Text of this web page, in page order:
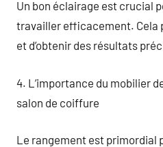
Un bon éclairage est crucial
travailler efficacement. Cela
et d’obtenir des résultats
4. L’importance du mobilier
salon de coiffure
Le rangement est primordial